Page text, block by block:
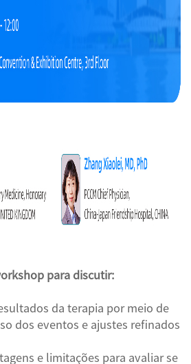
para discutir:
da terapia por meio de
dos eventos e ajustes refinados
e limitações para avaliar se